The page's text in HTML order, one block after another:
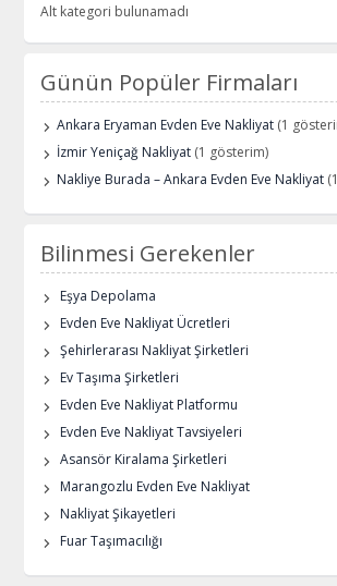
Alt kategori bulunamadı
Günün Popüler Firmaları
Ankara Eryaman Evden Eve Nakliyat (1
İzmir Yeniçağ Nakliyat (1 gösterim)
Nakliye Burada – Ankara Evden Eve Nakliyat
Bilinmesi Gerekenler
Eşya Depolama
Evden Eve Nakliyat Ücretleri
Şehirlerarası Nakliyat Şirketleri
Ev Taşıma Şirketleri
Evden Eve Nakliyat Platformu
Evden Eve Nakliyat Tavsiyeleri
Asansör Kiralama Şirketleri
Marangozlu Evden Eve Nakliyat
Nakliyat Şikayetleri
Fuar Taşımacılığı